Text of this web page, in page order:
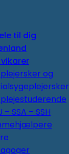
til dig
og
– SSA – SSH